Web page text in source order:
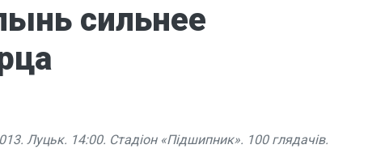
сильнее
Луцьк. 14:00. Стадіон «Підшипник». 100 глядачів.